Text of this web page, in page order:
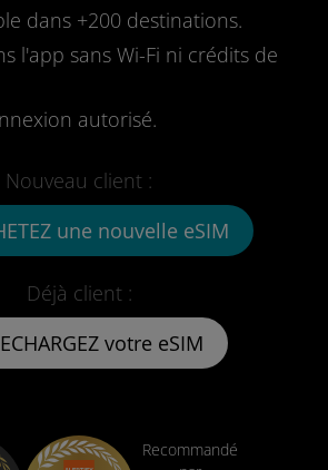
dans +200 destinations.
l'app sans Wi-Fi ni crédits de
autorisé.
Déjà client :
votre eSIM
Nouveau client :
une nouvelle eSIM
Recommandé